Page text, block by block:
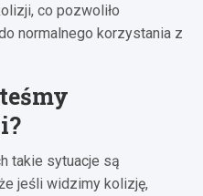
co pozwoliło
normalnego korzystania z
takie sytuacje są
jeśli widzimy kolizję,